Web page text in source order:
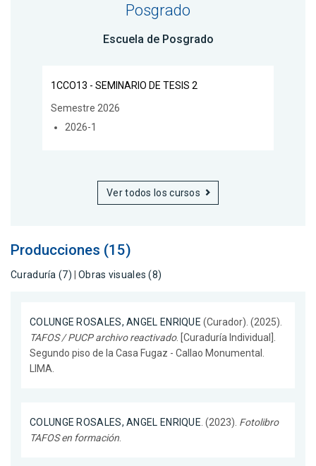
Posgrado
Escuela de Posgrado
1CCO13 - SEMINARIO DE TESIS 2
Semestre 2026
2026-1
Ver todos los cursos
Producciones (15)
Curaduría (7) Obras visuales (8)
COLUNGE ROSALES, ANGEL ENRIQUE (Curador). (2025).
TAFOS / PUCP archivo reactivado. [Curaduría Individual].
Segundo piso de la Casa Fugaz - Callao Monumental.
LIMA.
COLUNGE ROSALES, ANGEL ENRIQUE . (2023). Fotolibro
TAFOS en formación